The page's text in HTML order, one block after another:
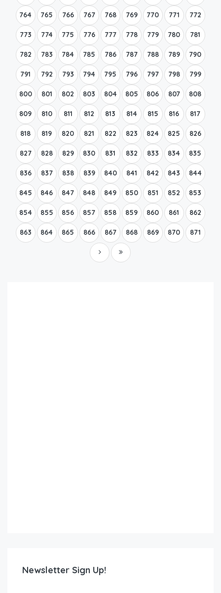
764 765 766 767 768 769 770 771 772
773 774 775 776 777 778 779 780 781
782 783 784 785 786 787 788 789 790
791 792 793 794 795 796 797 798 799
800 801 802 803 804 805 806 807 808
809 810 811 812 813 814 815 816 817
818 819 820 821 822 823 824 825 826
827 828 829 830 831 832 833 834 835
836 837 838 839 840 841 842 843 844
845 846 847 848 849 850 851 852 853
854 855 856 857 858 859 860 861 862
863 864 865 866 867 868 869 870 871
Newsletter Sign Up!